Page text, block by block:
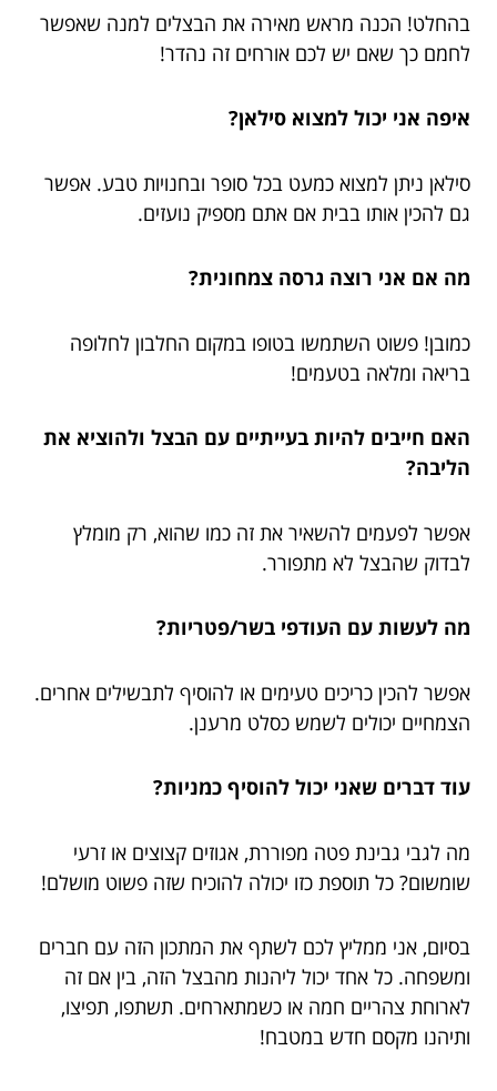
בהחלט! הכנה מראש מאירה את הבצלים למנה שאפשר
לחמם כך שאם יש לכם אורחים זה נהדר!
איפה אני יכול למצוא סילאן?
סילאן ניתן למצוא כמעט בכל סופר ובחנויות טבע. אפשר
גם להכין אותו בבית אם אתם מספיק נועזים.
מה אם אני רוצה גרסה צמחונית?
כמובן! פשוט השתמשו בטופו במקום החלבון לחלופה
בריאה ומלאה בטעמים!
האם חייבים להיות בעייתיים עם הבצל ולהוציא את
הליבה?
אפשר לפעמים להשאיר את זה כמו שהוא, רק מומלץ
לבדוק שהבצל לא מתפורר.
מה לעשות עם העודפי בשר/פטריות?
אפשר להכין כריכים טעימים או להוסיף לתבשילים אחרים.
הצמחיים יכולים לשמש כסלט מרענן.
עוד דברים שאני יכול להוסיף כמניות?
מה לגבי גבינת פטה מפוררת, אגוזים קצוצים או זרעי
שומשום? כל תוספת כזו יכולה להוכיח שזה פשוט מושלם!
בסיום, אני ממליץ לכם לשתף את המתכון הזה עם חברים
ומשפחה. כל אחד יכול ליהנות מהבצל הזה, בין אם זה
לארוחת צהריים חמה או כשמתארחים. תשתפו, תפיצו,
ותיהנו מקסם חדש במטבח!